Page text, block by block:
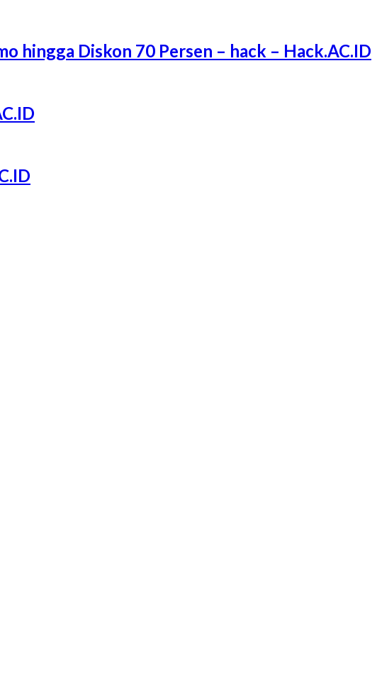
hingga Diskon 70 Persen – hack – Hack.AC.ID